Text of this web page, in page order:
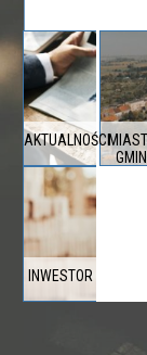
AKTUALNOŚCI
INWESTOR